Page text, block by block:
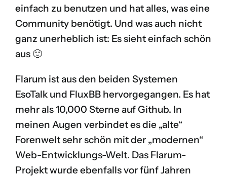
einfach zu benutzen und hat alles, was eine
Community benötigt. Und was auch nicht
ganz unerheblich ist: Es sieht einfach schön
aus 🙂
Flarum ist aus den beiden Systemen
EsoTalk und FluxBB hervorgegangen. Es hat
mehr als 10,000 Sterne auf Github. In
meinen Augen verbindet es die „alte“
Forenwelt sehr schön mit der „modernen“
Web-Entwicklungs-Welt. Das Flarum-
Projekt wurde ebenfalls vor fünf Jahren